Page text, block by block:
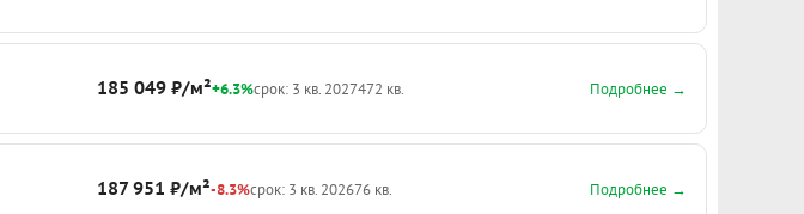
185 049 ₽/м²+6.3%срок: 3 кв. 2027472 кв. Подробнее →
187 951 ₽/м²-8.3%срок: 3 кв. 202676 кв. Подробнее →